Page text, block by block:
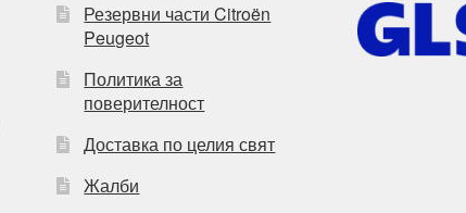
Резервни части Citroën
Peugeot
Политика за
поверителност
Доставка по целия свят
Жалби